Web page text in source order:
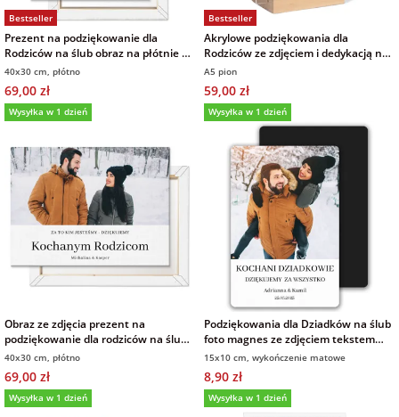
Bestseller
Prezent na podziękowanie dla
Rodziców na ślub obraz na płótnie ze
zdjęciem i własnym tekstem 30x40
cm
40x30 cm, płótno
69,00 zł
Wysyłka w 1 dzień
Bestseller
Akrylowe podziękowania dla
Rodziców ze zdjęciem i dedykacją na
ślub 15x21 cm
A5 pion
59,00 zł
Wysyłka w 1 dzień
Obraz ze zdjęcia prezent na
podziękowanie dla rodziców na ślub
40x30 cm
40x30 cm, płótno
69,00 zł
Wysyłka w 1 dzień
Podziękowania dla Dziadków na ślub
foto magnes ze zdjęciem tekstem
10x15 cm wykończenie matowe
15x10 cm, wykończenie matowe
8,90 zł
Wysyłka w 1 dzień